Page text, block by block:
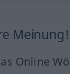
Meinung!
Online